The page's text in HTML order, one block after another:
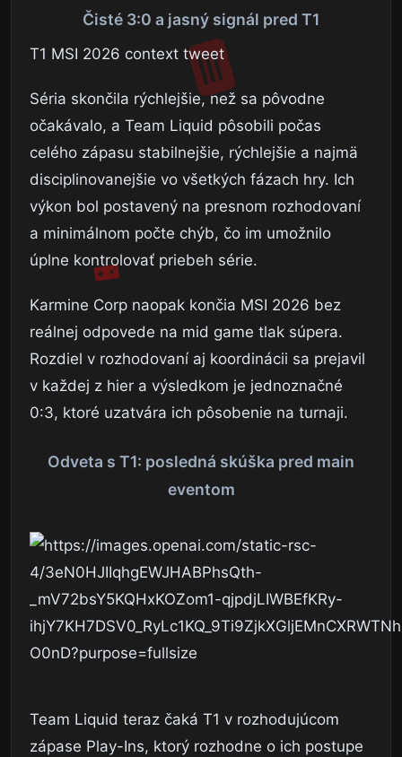
Čisté 3:0 a jasný signál pred T1
T1 MSI 2026 context tweet
Séria skončila rýchlejšie, než sa pôvodne
očakávalo, a Team Liquid pôsobili počas
celého zápasu stabilnejšie, rýchlejšie a najmä
disciplinovanejšie vo všetkých fázach hry. Ich
výkon bol postavený na presnom rozhodovaní
a minimálnom počte chýb, čo im umožnilo
úplne kontrolovať priebeh série.
Karmine Corp naopak končia MSI 2026 bez
reálnej odpovede na mid game tlak súpera.
Rozdiel v rozhodovaní aj koordinácii sa prejavil
v každej z hier a výsledkom je jednoznačné
0:3, ktoré uzatvára ich pôsobenie na turnaji.
Odveta s T1: posledná skúška pred main
eventom
Team Liquid teraz čaká T1 v rozhodujúcom
zápase Play-Ins, ktorý rozhodne o ich postupe